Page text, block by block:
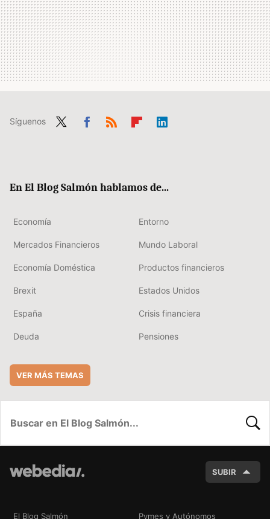
Síguenos
En El Blog Salmón hablamos de...
Economía Entorno
Mercados Financieros Mundo Laboral
Economía Doméstica Productos financieros
Brexit Estados Unidos
España Crisis financiera
Deuda Pensiones
VER MÁS TEMAS
SUBIR
El Blog Salmón Pymes y Autónomos